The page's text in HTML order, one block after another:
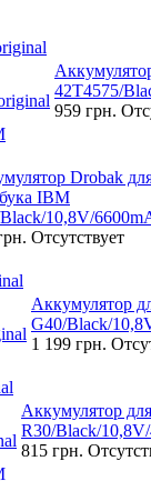
42T4575/
959 грн.
Drobak
IBM
10,8V/
Отсутствует
Аккумулятор
G40/Black/
1 199 грн.
Аккумулятор
R30/Black/
815 грн.